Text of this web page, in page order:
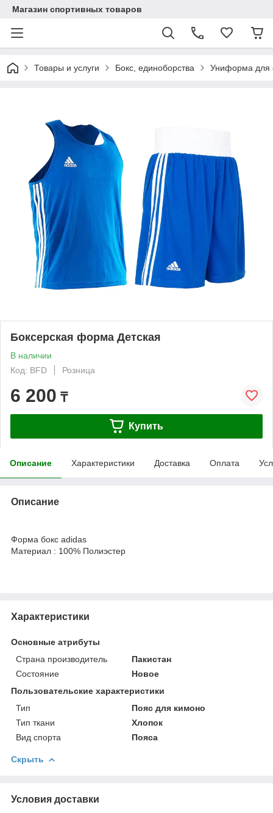
Магазин спортивных товаров
Товары и услуги Бокс, единоборства Униформа для
Боксерская форма Детская
В наличии
Код: BFD
Розница
6 200 ₸
Купить
Описание Характеристики Доставка Оплата
Описание
Форма бокс adidas
Материал : 100% Полиэстер
Характеристики
Основные атрибуты
Страна производитель
Пакистан
Состояние
Новое
Пользовательские характеристики
Тип
Пояс для кимоно
Тип ткани
Хлопок
Вид спорта
Пояса
Скрыть
Условия доставки